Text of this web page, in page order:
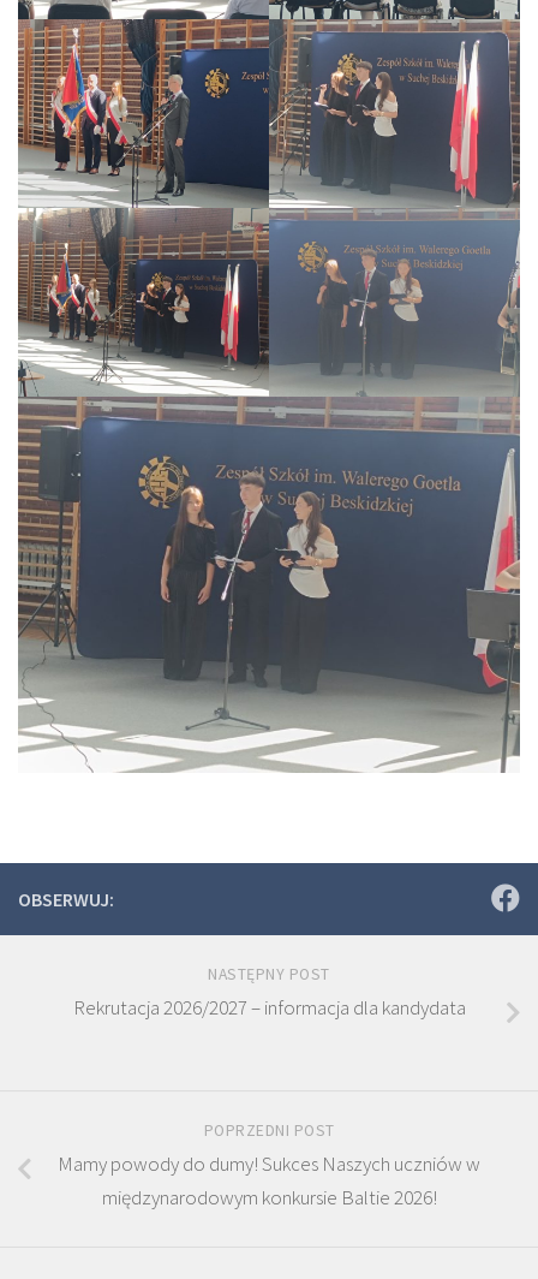
OBSERWUJ:
NASTĘPNY POST
Rekrutacja 2026/2027 – informacja dla kandydata
POPRZEDNI POST
Mamy powody do dumy! Sukces Naszych uczniów w
międzynarodowym konkursie Baltie 2026!